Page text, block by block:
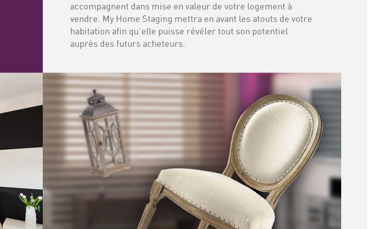
accompagnent dans mise en valeur de votre logement à
vendre. My Home Staging mettra en avant les atouts de votre
habitation afin qu’elle puisse révéler tout son potentiel
auprès des futurs acheteurs.